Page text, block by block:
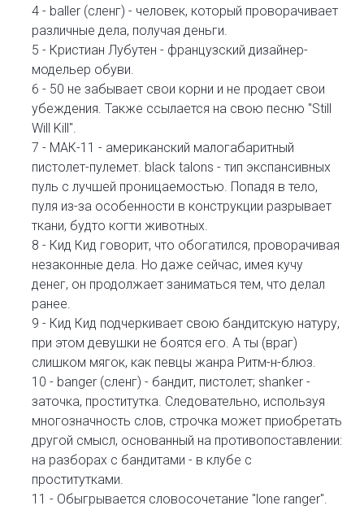
4 - baller (сленг) - человек, который проворачивает
различные дела, получая деньги.
5 - Кристиан Лубутен - французский дизайнер-
модельер обуви.
6 - 50 не забывает свои корни и не продает свои
убеждения. Также ссылается на свою песню "Still
Will Kill".
7 - МАК-11 - американский малогабаритный
пистолет-пулемет. black talons - тип экспансивных
пуль с лучшей проницаемостью. Попадя в тело,
пуля из-за особенности в конструкции разрывает
ткани, будто когти животных.
8 - Кид Кид говорит, что обогатился, проворачивая
незаконные дела. Но даже сейчас, имея кучу
денег, он продолжает заниматься тем, что делал
ранее.
9 - Кид Кид подчеркивает свою бандитскую натуру,
при этом девушки не боятся его. А ты (враг)
слишком мягок, как певцы жанра Ритм-н-блюз.
10 - banger (сленг) - бандит, пистолет; shanker -
заточка, проститутка. Следовательно, используя
многозначность слов, строчка может приобретать
другой смысл, основанный на противопоставлении:
на разборах с бандитами - в клубе с
проститутками.
11 - Обыгрывается словосочетание "lone ranger".